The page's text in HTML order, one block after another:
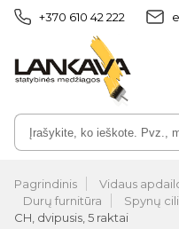
+370 610 42 222
Pagrindinis Vidaus
Durų furnitūra
Spynų
CH, dvipusis, 5 raktai